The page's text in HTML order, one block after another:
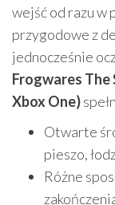
wejść od razu w
przygodowe z
jednocześnie
Frogwares The
Xbox One)
Otwarte
pieszo,
Różne